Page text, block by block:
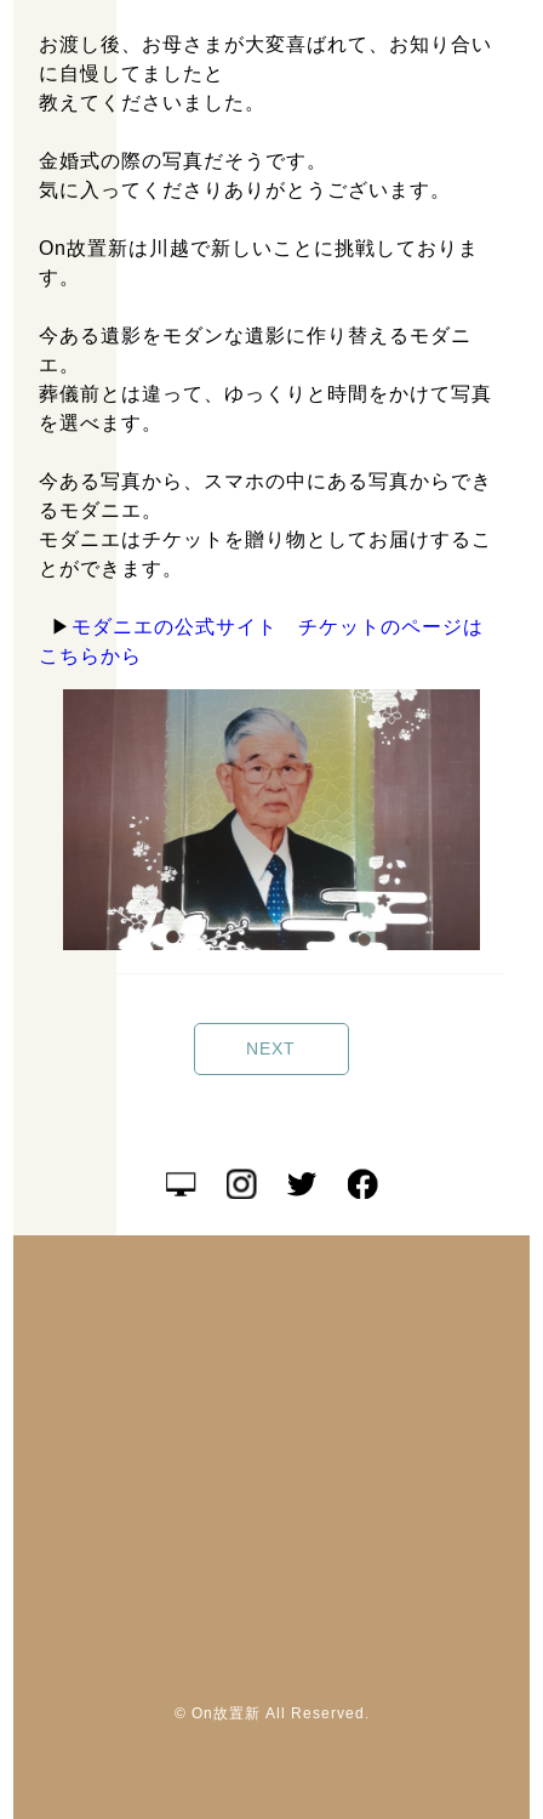
お渡し後、お母さまが大変喜ばれて、お知り合い
に自慢してましたと
教えてくださいました。
金婚式の際の写真だそうです。
気に入ってくださりありがとうございます。
On故置新は川越で新しいことに挑戦しておりま
す。
今ある遺影をモダンな遺影に作り替えるモダニ
エ。
葬儀前とは違って、ゆっくりと時間をかけて写真
を選べます。
今ある写真から、スマホの中にある写真からでき
るモダニエ。
モダニエはチケットを贈り物としてお届けするこ
とができます。
▶ モダニエの公式サイト チケットのページは
こちらから
NEXT
住所：埼玉県川越市六軒町2丁目3-1 エマブル六軒町
営業時間：9:00～18:00
ケットを贈ることができるのは川越市の“On故置新（オンコチシン）”
© On故置新 All Reserved.